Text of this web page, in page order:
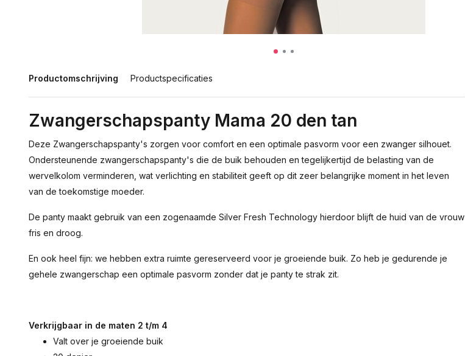
Productomschrijving Productspecificaties
Zwangerschapspanty Mama 20 den tan
Deze Zwangerschapspanty's zorgen voor comfort en een optimale pasvorm voor een zwanger silhouet.
Ondersteunende zwangerschapspanty's die de buik behouden en tegelijkertijd de belasting van de
wervelkolom verminderen, wat verlichting en stabiliteit geeft op dit zeer belangrijke moment in het leven
van de toekomstige moeder.
De panty maakt gebruik van een zogenaamde Silver Fresh Technology hierdoor blijft de huid van de vrouw
fris en droog.
En ook heel fijn: we hebben extra ruimte gereserveerd voor je groeiende buik. Zo heb je gedurende je
gehele zwangerschap een optimale pasvorm zonder dat je panty te strak zit.
Verkrijgbaar in de maten 2 t/m 4
Valt over je groeiende buik